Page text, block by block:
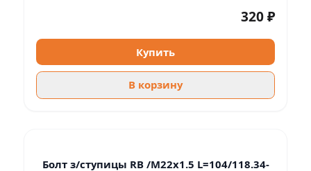
320 ₽
Купить
В корзину
Болт з/ступицы RB /M22x1.5 L=104/118.34-